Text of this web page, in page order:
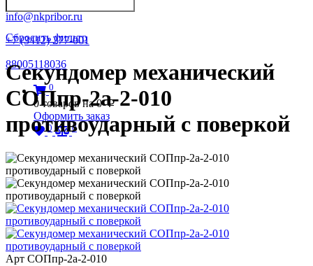
info@nkpribor.ru
+7 (3412) 277-001
88005118036
0
0 товаров на0 p
Оформить заказ
0 0
Сбросить фильтр
Секундомер механический
СОПпр-2а-2-010
противоударный с поверкой
Арт СОПпр-2а-2-010